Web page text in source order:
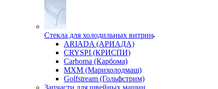
Стекла для холодильных витрин
ARIADA (АРИАДА)
CRYSPI (КРИСПИ)
Carboma (Карбома)
MXM (Марихолодмаш)
Golfstream (Гольфстрим)
Запчасти для швейных машин